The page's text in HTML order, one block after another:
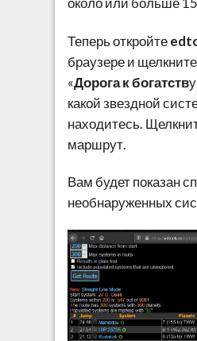
Теперь откройте
браузере и
«Дорога к богатств
какой звездной
находитесь.
маршрут.
Вам будет показан
необнаруженных